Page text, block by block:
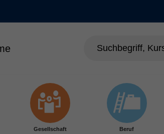
Gesellschaft Beruf